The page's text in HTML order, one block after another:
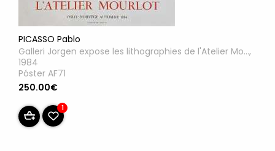
PICASSO Pablo
Galleri Jorgen expose les lithographies de l'Atelier Mo...,
1984
Póster AF71
250.00€
1